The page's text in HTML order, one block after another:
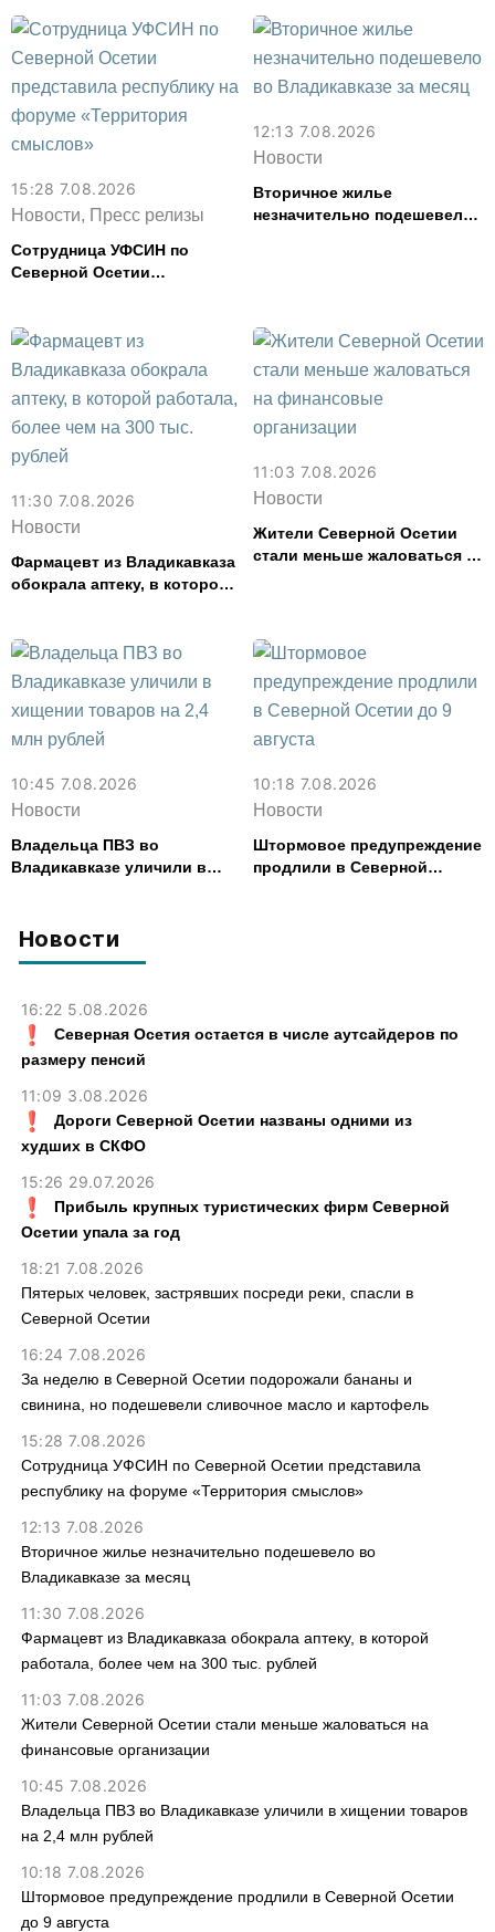
Новости
16:22 5.08.2026
Северная Осетия остается в числе аутсайдеров по
размеру пенсий
11:09 3.08.2026
Дороги Северной Осетии названы одними из
худших в СКФО
15:26 29.07.2026
Прибыль крупных туристических фирм Северной
Осетии упала за год
18:21 7.08.2026
Пятерых человек, застрявших посреди реки, спасли в
Северной Осетии
16:24 7.08.2026
За неделю в Северной Осетии подорожали бананы и
свинина, но подешевели сливочное масло и картофель
15:28 7.08.2026
Сотрудница УФСИН по Северной Осетии представила
республику на форуме «Территория смыслов»
12:13 7.08.2026
Вторичное жилье незначительно подешевело во
Владикавказе за месяц
11:30 7.08.2026
Фармацевт из Владикавказа обокрала аптеку, в которой
работала, более чем на 300 тыс. рублей
11:03 7.08.2026
Жители Северной Осетии стали меньше жаловаться на
финансовые организации
10:45 7.08.2026
Владельца ПВЗ во Владикавказе уличили в хищении товаров
на 2,4 млн рублей
10:18 7.08.2026
Штормовое предупреждение продлили в Северной Осетии
до 9 августа
картофель
15:28 7.08.2026
Новости, Пресс релизы
Сотрудница УФСИН по
Северной Осетии
смыслов»
12:13 7.08.2026
Новости
Вторичное жилье
незначительно подешевело
11:30 7.08.2026
Новости
Фармацевт из Владикавказа
обокрала аптеку, в которой
11:03 7.08.2026
Новости
Жители Северной Осетии
стали меньше жаловаться на
10:45 7.08.2026
Новости
Владельца ПВЗ во
Владикавказе уличили в
10:18 7.08.2026
Новости
Штормовое предупреждение
продлили в Северной